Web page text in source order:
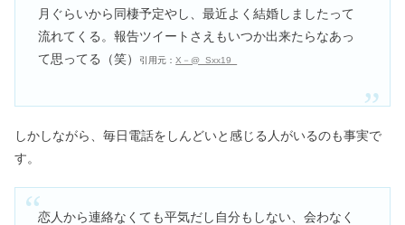
月ぐらいから同棲予定やし、最近よく結婚しましたって
流れてくる。報告ツイートさえもいつか出来たらなあっ
て思ってる（笑）
引用元：X－@_Sxx19_
しかしながら、毎日電話をしんどいと感じる人がいるのも事実で
す。
恋人から連絡なくても平気だし自分もしない、会わなく